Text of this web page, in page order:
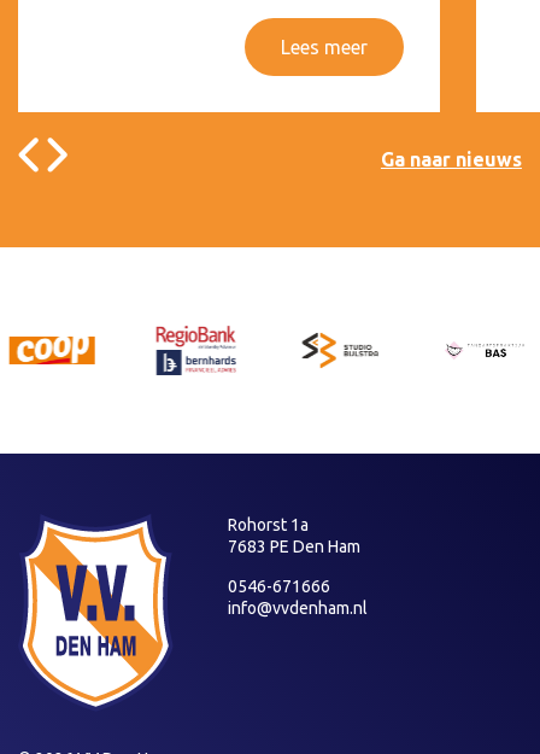
Lees meer
Ga naar nieuws
Rohorst 1a
7683 PE Den Ham
0546-671666
info@vvdenham.nl